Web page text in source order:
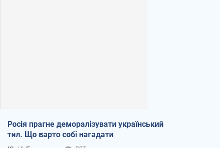
Росія прагне деморалізувати український
тил. Що варто собі нагадати